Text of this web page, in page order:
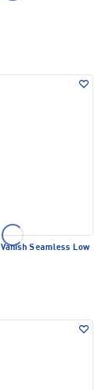
Vanish Seamless Low